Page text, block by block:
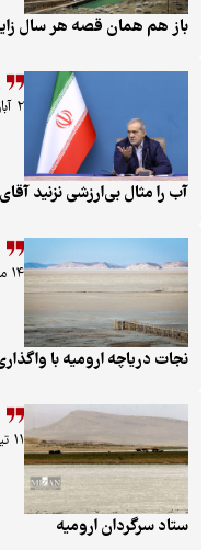
هر سال زاینده‌رود
علی حاجی مرادی
نزنید آقای رئیس‌جمهور!
علی حاجی مرادی
۱۴ مهر ۱۴۰۴
با واگذاری داوطلبانه آب
علی حاجی مرادی
۱۱ تیر ۱۴۰۴